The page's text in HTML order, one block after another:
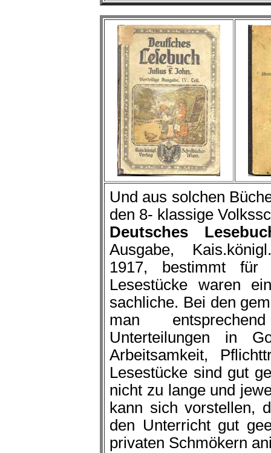
Und aus solchen
den 8- klassige
Deutsches
Ausgabe,
1917, bestimmt
Lesestücke waren
sachliche. Bei den
man
Unterteilungen in
Arbeitsamkeit,
Lesestücke sind gut
nicht zu lange und
kann sich vorstellen,
den Unterricht gut
privaten Schmökern